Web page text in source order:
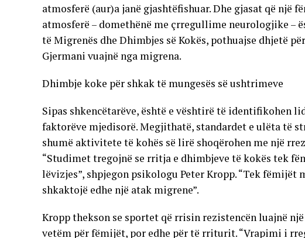
atmosferë (aur)a janë gjashtëfishuar. Dhe gjasat që një
atmosferë – domethënë me çrregullime neurologjike –
të Migrenës dhe Dhimbjes së Kokës, pothuajse dhjetë
Gjermani vuajnë nga migrena.
Dhimbje koke për shkak të mungesës së ushtrimeve
Sipas shkencëtarëve, është e vështirë të identifikohen
faktorëve mjedisorë. Megjithatë, standardet e ulëta të
shumë aktivitete të kohës së lirë shoqërohen me një
“Studimet tregojnë se rritja e dhimbjeve të kokës tek
lëvizjes”, shpjegon psikologu Peter Kropp. “Tek
shkaktojë edhe një atak migrene”.
Kropp thekson se sportet që rrisin rezistencën luajnë
vetëm për fëmijët, por edhe për të rriturit. “Vrapimi i